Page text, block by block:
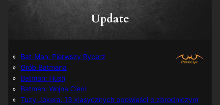
Update
Bat-Man: Pierwszy Rycerz
Grób Batmana
Batman: Hush
Batman: Wojna Cieni
Tuzy Jokera: 13 klasycznych opowieści o zbrodniczym